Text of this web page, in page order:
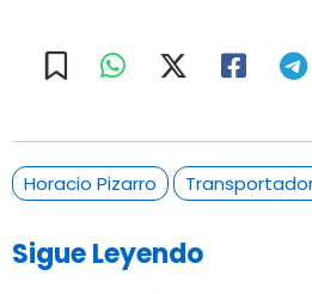
Horacio Pizarro
Sigue Leyendo